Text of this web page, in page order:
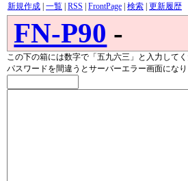
新規作成| 一覧| RSS FrontPage| 検索| 更新履歴
FN-P90 -
この下の箱には数字で「五九六三」と入力して
パスワードを間違うとサーバーエラー画面にな